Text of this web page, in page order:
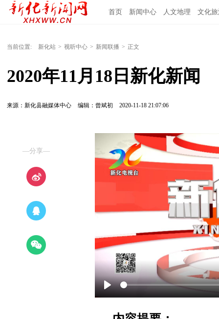
首页 新闻中心 人文地理 文化
当前位置: 新化站 > 视听中心 > 新闻联播 > 正文
2020年11月18日新化新闻
来源：新化县融媒体中心 编辑：曾斌初 2020-11-18 21:07:06
—分享—
Play